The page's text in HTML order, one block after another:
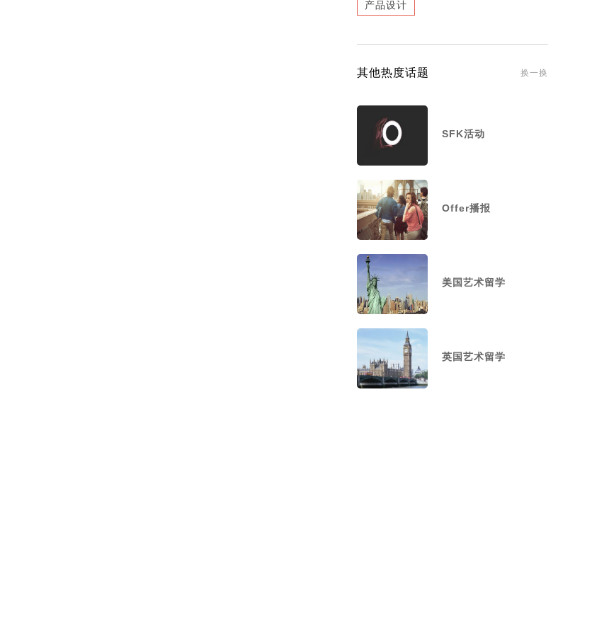
产品设计
其他热度话题 换一换
SFK活动
Offer播报
美国艺术留学
英国艺术留学